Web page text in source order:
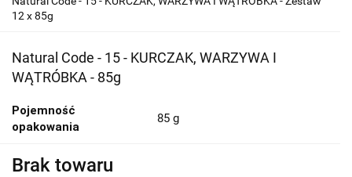
12 x 85g
Natural Code - 15 - KURCZAK, WARZYWA I
WĄTRÓBKA - 85g
Pojemność
opakowania
85 g
Brak towaru